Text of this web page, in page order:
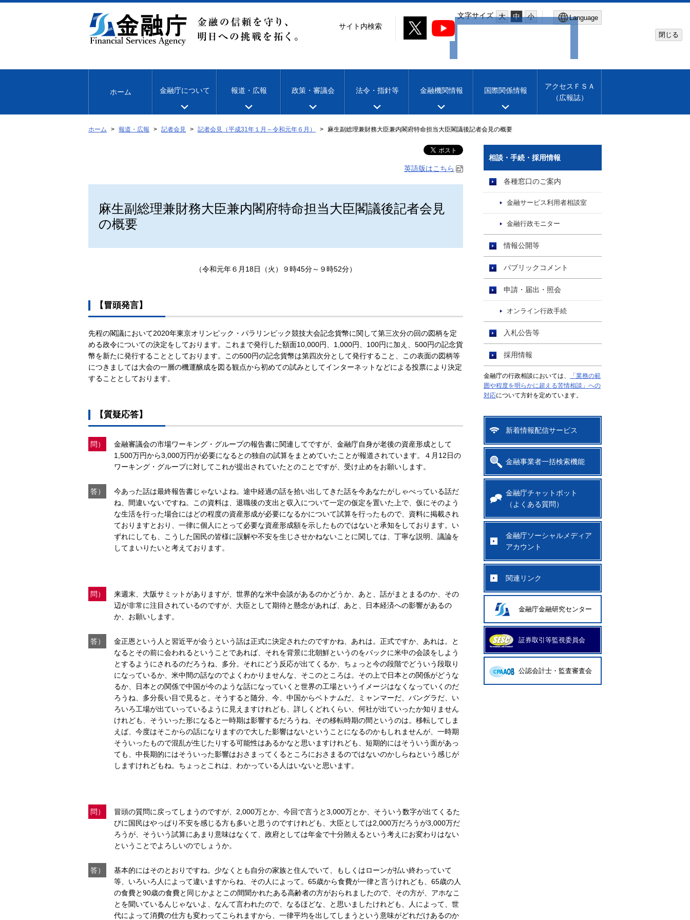
文
移
文字サイズ 大 中 小 Language
Machine translation
閉じる
サイト内検索
ホーム 金融庁について 報道・広報 政策・審議会 法令・指針等 金融機関情報 国際関係情報
アクセスＦＳＡ
（広報誌）
ホーム 報道・広報 記者会見 記者会見（平成31年１月～令和元年６月） 麻生副総理兼財務大臣兼内閣府特命担当大臣閣議後記者会見の概要
英語版はこちら
麻生副総理兼財務大臣兼内閣府特命担当大臣閣議後記者会見
の概要
（令和元年６月18日（火）９時45分～９時52分）
【冒頭発言】
先程の閣議において2020年東京オリンピック・パラリンピック競技大会記念貨幣に関して第三次分の回の図柄を定
める政令についての決定をしております。これまで発行した額面10,000円、1,000円、100円に加え、500円の記念貨
幣を新たに発行することとしております。この500円の記念貨幣は第四次分として発行すること、この表面の図柄等
につきましては大会の一層の機運醸成を図る観点から初めての試みとしてインターネットなどによる投票により決定
することとしております。
【質疑応答】
問）
金融審議会の市場ワーキング・グループの報告書に関連してですが、金融庁自身が老後の資産形成として
1,500万円から3,000万円が必要になるとの独自の試算をまとめていたことが報道されています。４月12日の
ワーキング・グループに対してこれが提出されていたとのことですが、受け止めをお願いします。
答）
今あった話は最終報告書じゃないよね。途中経過の話を拾い出してきた話を今あなたがしゃべっている話だ
ね、間違いないですね。この資料は、退職後の支出と収入について一定の仮定を置いた上で、仮にそのよう
な生活を行った場合にはどの程度の資産形成が必要になるかについて試算を行ったもので、資料に掲載され
ておりますとおり、一律に個人にとって必要な資産形成額を示したものではないと承知をしております。い
ずれにしても、こうした国民の皆様に誤解や不安を生じさせかねないことに関しては、丁寧な説明、議論を
してまいりたいと考えております。
問）
来週末、大阪サミットがありますが、世界的な米中会談があるのかどうか、あと、話がまとまるのか、その
辺が非常に注目されているのですが、大臣として期待と懸念があれば、あと、日本経済への影響があるの
か、お願いします。
答）
金正恩という人と習近平が会うという話は正式に決定されたのですかね、あれは。正式ですか、あれは。と
なるとその前に会われるということであれば、それを背景に北朝鮮というのをバックに米中の会談をしよう
とするようにされるのだろうね、多分。それにどう反応が出てくるか、ちょっと今の段階でどういう段取り
になっているか、米中間の話なのでよくわかりませんな、そこのところは。その上で日本との関係がどうな
るか、日本との関係で中国が今のような話になっていくと世界の工場というイメージはなくなっていくのだ
ろうね、多分長い目で見ると。そうすると随分、今、中国からベトナムだ、ミャンマーだ、バングラだ、い
ろいろ工場が出ていっているように見えますけれども、詳しくどれくらい、何社が出ていったか知りません
けれども、そういった形になると一時期は影響するだろうね、その移転時期の間というのは。移転してしま
えば、今度はそこからの話になりますので大した影響はないということになるのかもしれませんが、一時期
そういったもので混乱が生じたりする可能性はあるかなと思いますけれども、短期的にはそういう面があっ
ても、中長期的にはそういった影響はおさまってくるところにおさまるのではないのかしらねという感じが
しますけれどもね。ちょっとこれは、わかっている人はいないと思います。
問）
冒頭の質問に戻ってしまうのですが、2,000万とか、今回で言うと3,000万とか、そういう数字が出てくるた
びに国民はやっぱり不安を感じる方も多いと思うのですけれども、大臣としては2,000万だろうが3,000万だ
ろうが、そういう試算にあまり意味はなくて、政府としては年金で十分賄えるという考えにお変わりはない
ということでよろしいのでしょうか。
答）
基本的にはそのとおりですね。少なくとも自分の家族と住んでいて、もしくはローンが払い終わっていて
等、いろいろ人によって違いますからね、その人によって。65歳から食費が一律と言うけれども、65歳の人
の食費と90歳の食費と同じかよとこの間聞かれたある高齢者の方がおられましたので、その方が、アホなこ
とを聞いているんじゃないよ、なんて言われたので、なるほどな、と思いましたけれども、人によって、世
代によって消費の仕方も変わってこられますから、一律平均を出してしまうという意味がどれだけあるのか
相談・手続・採用情報
各種窓口のご案内
金融サービス利用者相談室
金融行政モニター
情報公開等
パブリックコメント
申請・届出・照会
オンライン行政手続
入札公告等
採用情報
金融庁の行政相談においては、
「業務の範
囲や程度を明らかに超える苦情相談」への
対応について方針を定めています。
新着情報配信サービス
金融事業者一括検索機能
金融庁チャットボット
（よくある質問）
金融庁ソーシャルメディア
アカウント
関連リンク
金融庁金融研究センター
証券取引等監視委員会
公認会計士・監査審査会